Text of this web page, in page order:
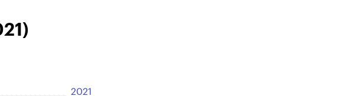
2021